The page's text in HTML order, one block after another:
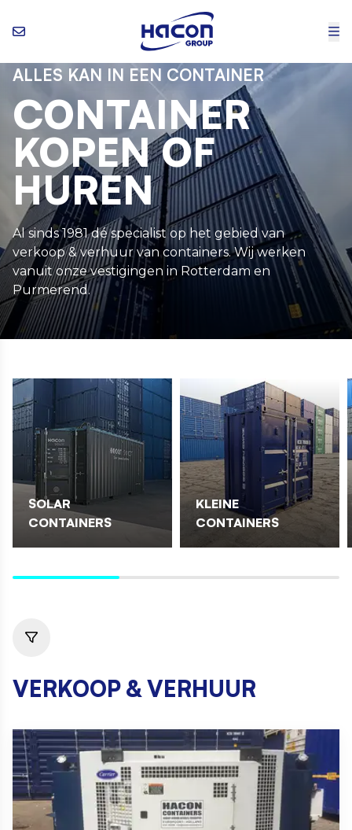
ALLES KAN IN EEN CONTAINER
CONTAINER
KOPEN OF
HUREN
Al sinds 1981 dé specialist op het gebied van
verkoop & verhuur van containers. Wij werken
vanuit onze vestigingen in Rotterdam en
Purmerend.
SOLAR
CONTAINERS
KLEINE
CONTAINERS
VERKOOP & VERHUUR